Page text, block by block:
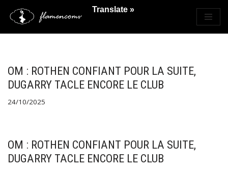
Saltar
OM : ROTHEN CONFIANT POUR LA SUITE,
DUGARRY TACLE ENCORE LE CLUB
24/10/2025
OM : ROTHEN CONFIANT POUR LA SUITE,
DUGARRY TACLE ENCORE LE CLUB
Translate »